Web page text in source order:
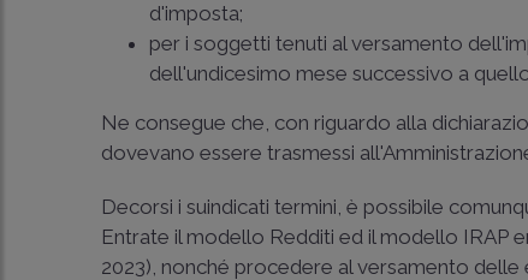
d'imposta;
per i soggetti tenuti al versamento
dell'undicesimo mese successivo a
Ne consegue che, con riguardo alla
dovevano essere trasmessi
Decorsi i suindicati termini, è possibile
Entrate il modello Redditi ed il modello IRAP
2023), nonché procedere al versamento